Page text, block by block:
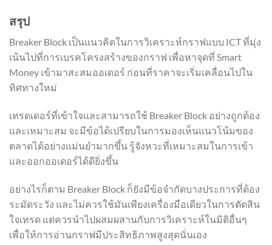
สรุป
Breaker Block เป็นแนวคิดในการวิเคราะห์กราฟแบบ ICT ที่มุ่ง
เน้นไปที่การเบรคโครงสร้างของกราฟ เพื่อหาจุดที่ Smart
Money เข้ามาสะสมออเดอร์ ก่อนที่ราคาจะเริ่มเคลื่อนไปใน
ทิศทางใหม่
เทรดเดอร์ที่เข้าใจและสามารถใช้ Breaker Block อย่างถูกต้อง
และเหมาะสม จะมีข้อได้เปรียบในการมองเห็นแนวโน้มของ
ตลาดได้อย่างแม่นยำมากขึ้น รู้จังหวะที่เหมาะสมในการเข้า
และออกออเดอร์ได้ดียิ่งขึ้น
อย่างไรก็ตาม Breaker Block ก็ยังมีข้อจำกัดบางประการที่ต้อง
ระมัดระวัง และไม่ควรใช้มันเพียงเครื่องมือเดียวในการตัดสิน
ใจเทรด แต่ควรนำไปผสมผสานกับการวิเคราะห์ในมิติอื่นๆ
เพื่อให้การอ่านกราฟมีประสิทธิภาพสูงสุดนั่นเอง